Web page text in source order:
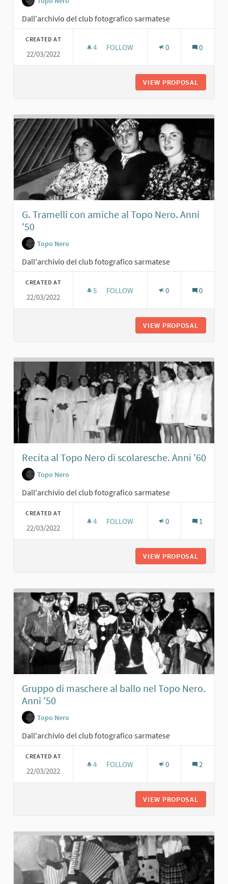
Dall'archivio del club fotografico sarmatese
CREATED AT
22/03/2022
4 4 FOLLOWERS
FOLLOW 0 0
VIEW PROPOSAL
G. Tramelli con amiche al Topo Nero. Anni
'50
Topo Nero
Dall'archivio del club fotografico sarmatese
CREATED AT
22/03/2022
5 5 FOLLOWERS
FOLLOW 0 0
VIEW PROPOSAL
Recita al Topo Nero di scolaresche. Anni '60
Topo Nero
Dall'archivio del club fotografico sarmatese
CREATED AT
22/03/2022
4 4 FOLLOWERS
FOLLOW 0 1
VIEW PROPOSAL
Gruppo di maschere al ballo nel Topo Nero.
Anni '50
Topo Nero
Dall'archivio del club fotografico sarmatese
CREATED AT
22/03/2022
4 4 FOLLOWERS
FOLLOW 0 2
VIEW PROPOSAL